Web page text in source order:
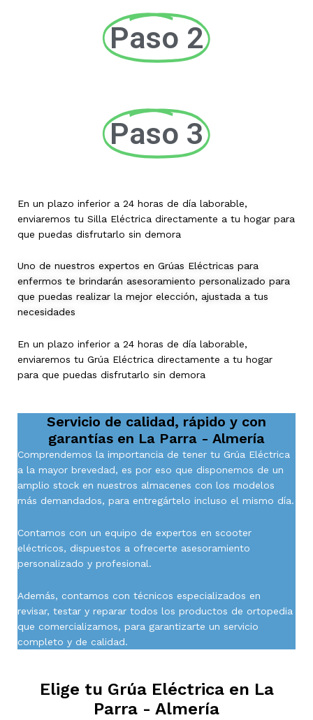
Paso 2
Paso 3
En un plazo inferior a 24 horas de día laborable,
enviaremos tu Silla Eléctrica directamente a tu hogar para
que puedas disfrutarlo sin demora
Uno de nuestros expertos en Grúas Eléctricas para
enfermos te brindarán asesoramiento personalizado para
que puedas realizar la mejor elección, ajustada a tus
necesidades
En un plazo inferior a 24 horas de día laborable,
enviaremos tu Grúa Eléctrica directamente a tu hogar
para que puedas disfrutarlo sin demora
Servicio de calidad, rápido y con
garantías en La Parra - Almería
Comprendemos la importancia de tener tu Grúa Eléctrica
a la mayor brevedad, es por eso que disponemos de un
amplio stock en nuestros almacenes con los modelos
más demandados, para entregártelo incluso el mismo día.
Contamos con un equipo de expertos en scooter
eléctricos, dispuestos a ofrecerte asesoramiento
personalizado y profesional.
Además, contamos con técnicos especializados en
revisar, testar y reparar todos los productos de ortopedia
que comercializamos, para garantizarte un servicio
completo y de calidad.
Elige tu Grúa Eléctrica en La
Parra - Almería